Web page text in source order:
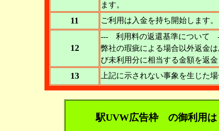
ます。
11 ご利用は入金を持ち開始しま
12
--- 利用料の返還基準について
弊社の瑕疵による場合以外返金
び未利用分に相当する金額を返
13 上記に示されない事象を生じた
駅UVW広告枠 の御利用